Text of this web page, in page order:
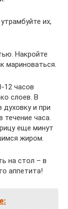
их,
Накройте
мариноваться.
12 часов
слоев. В
духовку и при
течение часа.
еще минут
жиром.
на стол – в
аппетита!